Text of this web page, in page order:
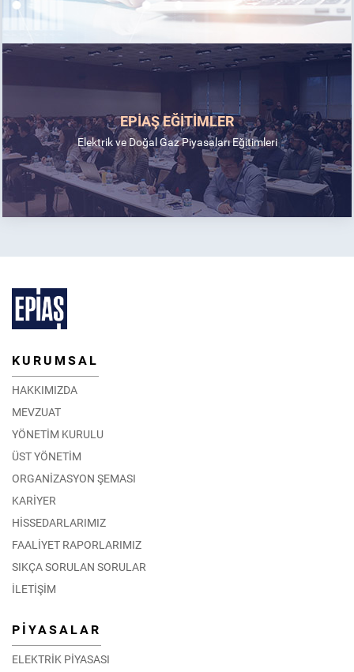
EPİAŞ EĞİTİMLER
Elektrik ve Doğal Gaz Piyasaları Eğitimleri
KURUMSAL
HAKKIMIZDA
MEVZUAT
YÖNETİM KURULU
ÜST YÖNETİM
ORGANİZASYON ŞEMASI
KARİYER
HİSSEDARLARIMIZ
FAALİYET RAPORLARIMIZ
SIKÇA SORULAN SORULAR
İLETİŞİM
PİYASALAR
ELEKTRİK PİYASASI